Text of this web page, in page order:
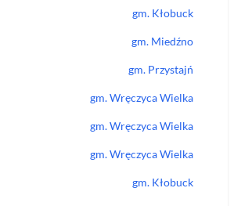
gm. Kłobuck
gm. Miedźno
gm. Przystajń
gm.Wręczyca Wielka
gm.Wręczyca Wielka
gm.Wręczyca Wielka
gm. Kłobuck